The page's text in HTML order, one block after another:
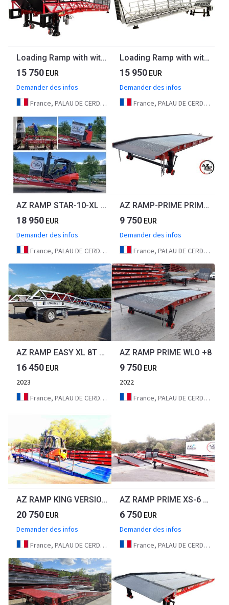
Loading Ramp with with hydraulic folding bridge - AZ RAMP - STAR-OTC- 8T. 8 ton capacity
15 750 EUR
Demander des infos
France, PALAU DE CERDAGNE
Loading Ramp with with hydraulic tilting bridge - AZ RAMP - STAR- 8T FULL GALVA
15 950 EUR
Demander des infos
France, PALAU DE CERDAGNE
AZ RAMP STAR-10-XL mobile loading ramp
18 950 EUR
Demander des infos
France, PALAU DE CERDAGNE
AZ RAMP-PRIME PRIME WLO + 8 . Industrial Mobil Loading Ramp
9 750 EUR
Demander des infos
France, PALAU DE CERDAGNE
AZ RAMP EASY XL 8T FULL GALVA
16 450 EUR
2023
France, PALAU DE CERDAGNE
AZ RAMP PRIME WLO +8
9 750 EUR
2022
France, PALAU DE CERDAGNE
AZ RAMP KING VERSION, BIG FOOT 15 T mobile loading ramp
20 750 EUR
Demander des infos
France, PALAU DE CERDAGNE
AZ RAMP PRIME XS-6 mobile loading ramp
6 750 EUR
Demander des infos
France, PALAU DE CERDAGNE